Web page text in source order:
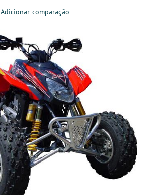
Adicionar comparação